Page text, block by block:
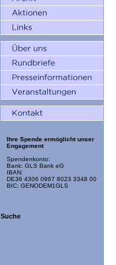
Ihre Spende ermöglicht unser
Engagement
Spendenkonto:
Bank: GLS Bank eG
IBAN:
DE36 4306 0967 8023 3348 00
BIC: GENODEM1GLS
Suche